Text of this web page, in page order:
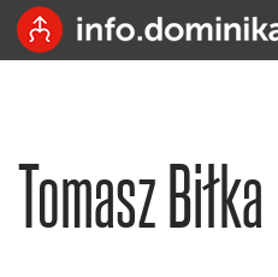
Tomasz Biłka